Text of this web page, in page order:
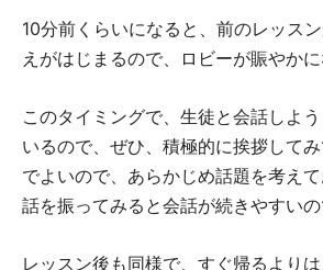
10分前くらいになると、前のレッス
えがはじまるので、ロビーが賑やかに
このタイミングで、生徒と会話しよ
いるので、ぜひ、積極的に挨拶して
でよいので、あらかじめ話題を考え
話を振ってみると会話が続きやすいの
レッスン後も同様で、すぐ帰るより